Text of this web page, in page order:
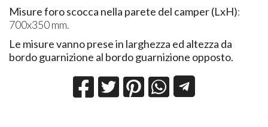
Misure foro scocca nella parete del camper (LxH):
700x350 mm.
Le misure vanno prese in larghezza ed altezza da
bordo guarnizione al bordo guarnizione opposto.